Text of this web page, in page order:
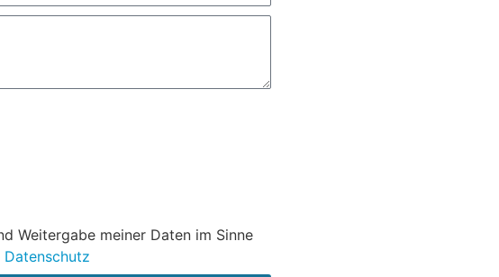
Weitergabe meiner Daten im Sinne
Datenschutz